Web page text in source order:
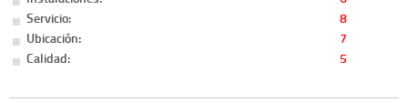
Servicio:
8
Ubicación:
7
Calidad:
5